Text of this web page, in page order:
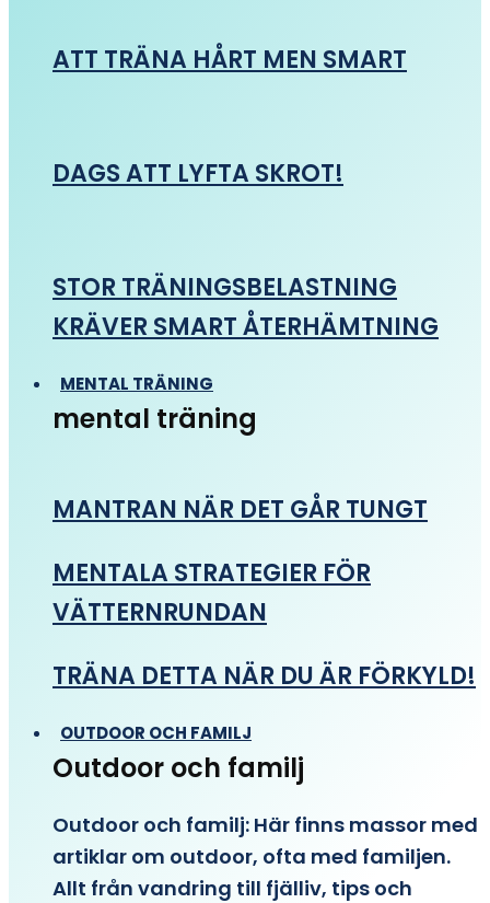
ATT TRÄNA HÅRT MEN SMART
DAGS ATT LYFTA SKROT!
STOR TRÄNINGSBELASTNING
KRÄVER SMART ÅTERHÄMTNING
MENTAL TRÄNING
mental träning
MANTRAN NÄR DET GÅR TUNGT
MENTALA STRATEGIER FÖR
VÄTTERNRUNDAN
TRÄNA DETTA NÄR DU ÄR FÖRKYLD!
OUTDOOR OCH FAMILJ
Outdoor och familj
Outdoor och familj: Här finns massor med
artiklar om outdoor, ofta med familjen.
Allt från vandring till fjälliv, tips och